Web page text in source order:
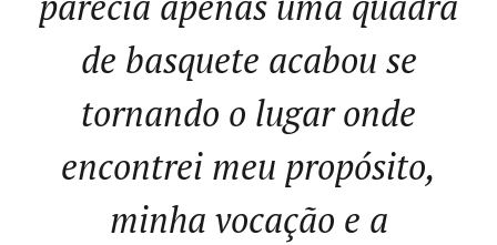
de basquete acabou se
tornando o lugar onde
encontrei meu propósito,
minha vocação e a